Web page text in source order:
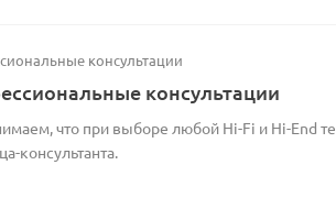
консультации
консультации
что при выборе любой Hi-Fi и Hi-End
консультанта.